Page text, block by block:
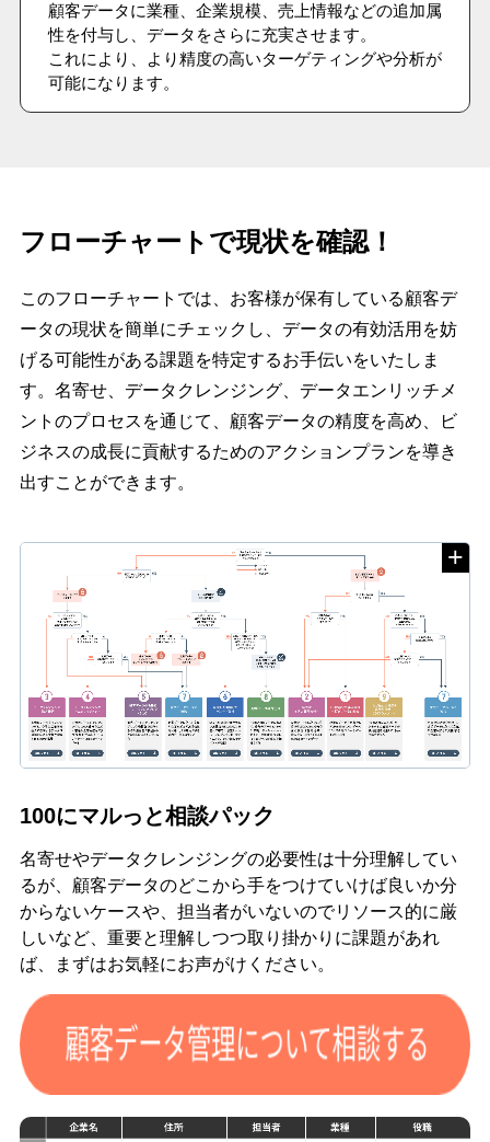
顧客データに業種、企業規模、売上情報などの追加属
性を付与し、データをさらに充実させます。
これにより、より精度の高いターゲティングや分析が
可能になります。
フローチャートで現状を確認！
このフローチャートでは、お客様が保有している顧客デ
ータの現状を簡単にチェックし、データの有効活用を妨
げる可能性がある課題を特定するお手伝いをいたしま
す。名寄せ、データクレンジング、データエンリッチメ
ントのプロセスを通じて、顧客データの精度を高め、ビ
ジネスの成長に貢献するためのアクションプランを導き
出すことができます。
+
100にマルっと相談パック
名寄せやデータクレンジングの必要性は十分理解してい
るが、顧客データのどこから手をつけていけば良いか分
からないケースや、担当者がいないのでリソース的に厳
しいなど、重要と理解しつつ取り掛かりに課題があれ
ば、まずはお気軽にお声がけください。